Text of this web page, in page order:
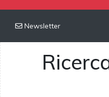
Newsletter